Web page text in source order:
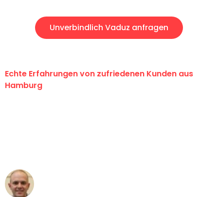
Unverbindlich Vaduz anfragen
Echte Erfahrungen von zufriedenen Kunden aus
Hamburg